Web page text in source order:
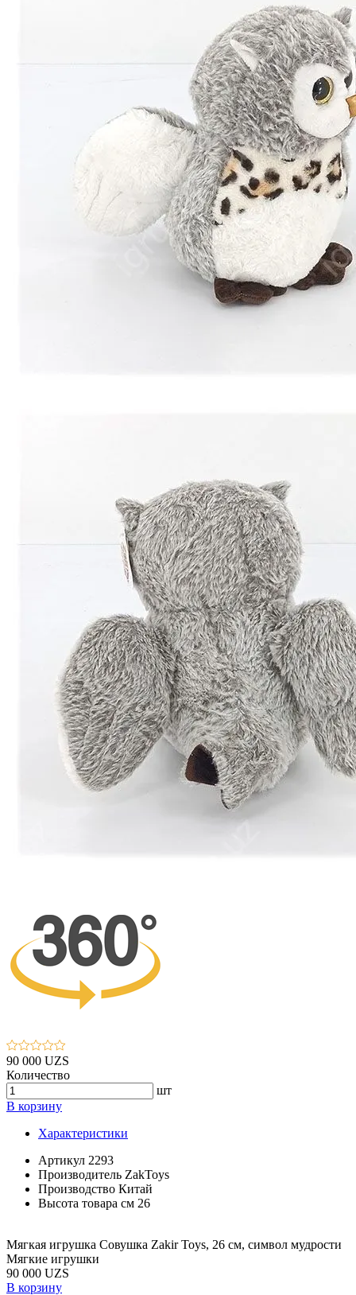
90 000 UZS
Количество
шт
В корзину
Характеристики
Артикул 2293
Производитель ZakToys
Производство Китай
Высота товара см 26
Мягкая игрушка Совушка Zakir Toys, 26 см, символ мудрости
Мягкие игрушки
90 000 UZS
В корзину